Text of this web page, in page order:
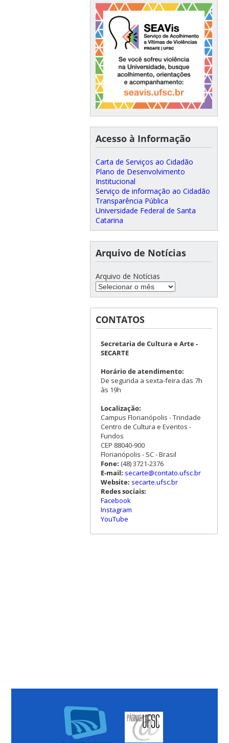
Acesso à Informação
Carta de Serviços ao Cidadão
Plano de Desenvolvimento
Institucional
Serviço de informação ao Cidadão
Transparência Pública
Universidade Federal de Santa
Catarina
Arquivo de Notícias
Arquivo de Notícias
CONTATOS
Secretaria de Cultura e Arte -
SECARTE
Horário de atendimento:
De segunda a sexta-feira das 7h
às 19h
Localização:
Campus Florianópolis - Trindade
Centro de Cultura e Eventos -
Fundos
CEP 88040-900
Florianópolis - SC - Brasil
Fone: (48) 3721-2376
E-mail: secarte@contato.ufsc.br
Website: secarte.ufsc.br
Redes sociais:
Facebook
Instagram
YouTube